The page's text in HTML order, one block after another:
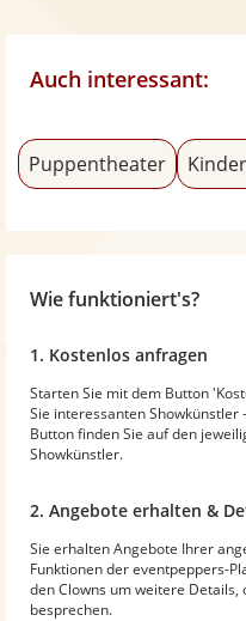
Auch interessant:
Puppentheater
Wie funktioniert's?
1. Kostenlos anfragen
Starten Sie mit dem Button
Sie interessanten Showkünstler
Button finden Sie auf den
Showkünstler.
2. Angebote erhalten &
Sie erhalten Angebote Ihrer
Funktionen der eventpeppers-
den Clowns um weitere Details,
besprechen.